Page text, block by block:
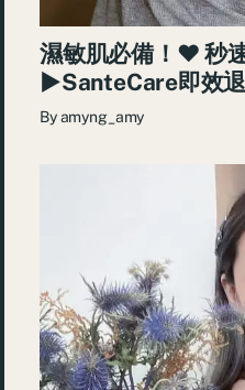
濕敏肌必備！♥ 秒
►SanteCare即效
Byamyng_amy